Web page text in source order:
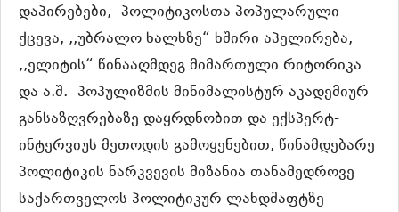
დაპირებები, პოლიტიკოსთა პოპულარული
ქცევა, ,,უბრალო ხალხზე“ ხშირი აპელირება,
,,ელიტის“ წინააღმდეგ მიმართული რიტორიკა
და ა.შ. პოპულიზმის მინიმალისტურ აკადემიურ
განსაზღვრებაზე დაყრდნობით და ექსპერტ-
ინტერვიუს მეთოდის გამოყენებით, წინამდებარე
პოლიტიკის ნარკვევის მიზანია თანამედროვე
საქართველოს პოლიტიკურ ლანდშაფტზე